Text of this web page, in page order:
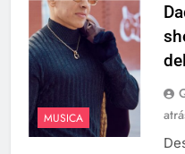
MUSICA
del